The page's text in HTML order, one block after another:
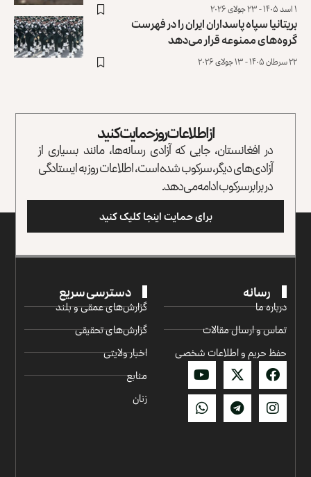
۱ اسد ۱۴۰۵ - ۲۳ جولای ۲۰۲۶
بریتانیا سپاه پاسداران‎ ‌‏ایران را در فهرست
گروه‌های ممنوعه ‏قرار می‌دهد
۲۲ سرطان ۱۴۰۵ - ۱۳ جولای ۲۰۲۶
از اطلاعات روز حمایت کنید
در افغانستان، جایی که آزادی رسانه‌ها، مانند بسیاری از
آزادی‌های دیگر، سرکوب شده است، اطلاعات روز به ایستادگی
در برابر سرکوب ادامه می‌دهد.
برای حمایت اینجا کلیک کنید
رسانه
درباره ما
تماس و ارسال مقالات
حفظ حریم و اطلاعات شخصی
دسترسی سریع
گزارش‌‌های عمقی و بلند
گزارش‌های تحقیقی
اخبار ولایتی
منابع
زنان